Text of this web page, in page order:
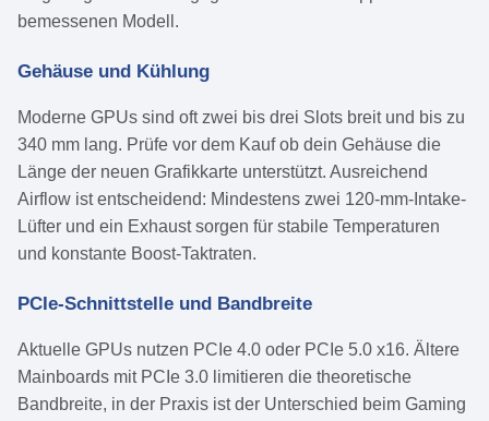
bemessenen Modell.
Gehäuse und Kühlung
Moderne GPUs sind oft zwei bis drei Slots breit und bis zu
340 mm lang. Prüfe vor dem Kauf ob dein Gehäuse die
Länge der neuen Grafikkarte unterstützt. Ausreichend
Airflow ist entscheidend: Mindestens zwei 120-mm-Intake-
Lüfter und ein Exhaust sorgen für stabile Temperaturen
und konstante Boost-Taktraten.
PCIe-Schnittstelle und Bandbreite
Aktuelle GPUs nutzen PCIe 4.0 oder PCIe 5.0 x16. Ältere
Mainboards mit PCIe 3.0 limitieren die theoretische
Bandbreite, in der Praxis ist der Unterschied beim Gaming